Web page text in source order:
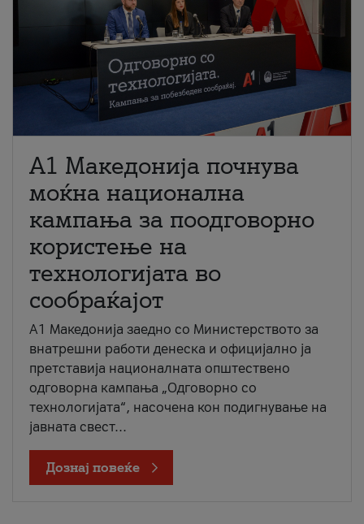
A1 Македонија почнува
моќна национална
кампања за поодговорно
користење на
технологијата во
сообраќајот
A1 Македонија заедно со Министерството за
внатрешни работи денеска и официјално ја
претставија националната општествено
одговорна кампања „Одговорно со
технологијата“, насочена кон подигнување на
јавната свест...
Дознај повеќе